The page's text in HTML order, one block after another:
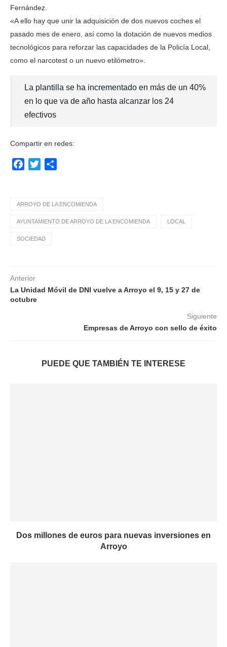
Fernández.
«A ello hay que unir la adquisición de dos nuevos coches el
pasado mes de enero, así como la dotación de nuevos medios
tecnológicos para reforzar las capacidades de la Policía Local,
como el narcotest o un nuevo etilómetro».
La plantilla se ha incrementado en más de un 40%
en lo que va de año hasta alcanzar los 24
efectivos
Compartir en redes:
Facebook
Twitter
ARROYO DE LA ENCOMIENDA
AYUNTAMIENTO DE ARROYO DE LA ENCOMIENDA LOCAL
SOCIEDAD
Anterior
La Unidad Móvil de DNI vuelve a Arroyo el 9, 15 y 27 de
octubre
Siguiente
Empresas de Arroyo con sello de éxito
PUEDE QUE TAMBIÉN TE INTERESE
Dos millones de euros para nuevas inversiones en
Arroyo